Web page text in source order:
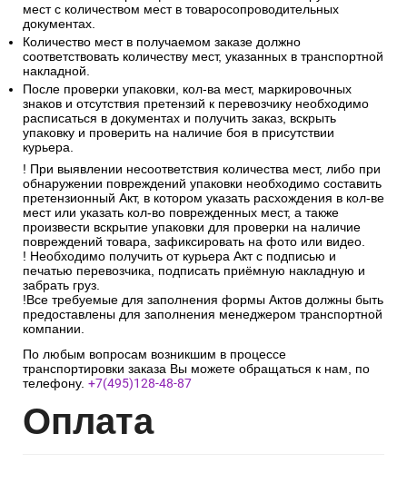
мест с количеством мест в товаросопроводительных
документах.
Количество мест в получаемом заказе должно
соответствовать количеству мест, указанных в транспортной
накладной.
После проверки упаковки, кол-ва мест, маркировочных
знаков и отсутствия претензий к перевозчику необходимо
расписаться в документах и получить заказ, вскрыть
упаковку и проверить на наличие боя в присутствии
курьера.
! При выявлении несоответствия количества мест, либо при
обнаружении повреждений упаковки необходимо составить
претензионный Акт, в котором указать расхождения в кол-ве
мест или указать кол-во поврежденных мест, а также
произвести вскрытие упаковки для проверки на наличие
повреждений товара, зафиксировать на фото или видео.
! Необходимо получить от курьера Акт с подписью и
печатью перевозчика, подписать приёмную накладную и
забрать груз.
!Все требуемые для заполнения формы Актов должны быть
предоставлены для заполнения менеджером транспортной
компании.
По любым вопросам возникшим в процессе
транспортировки заказа Вы можете обращаться к нам, по
телефону. +7(495)128-48-87
Оплата